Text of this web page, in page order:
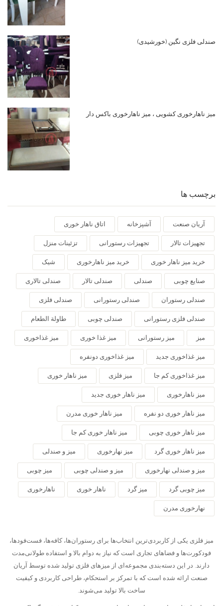
صندلی فلزی نگین (خورشیدی)
میز ناهارخوری کشویی ، میز ناهارخوری باکس دار
برچسب ها
آریان صنعت آشپزخانه اتاق ناهار خوری
تجهیزات تالار تجهیزات رستورانی تزئینات منزل
خرید میز ناهار خوری خرید میز ناهارخوری شیک
صنایع چوبی صندلی صندلی تالار صندلی تالاری
صندلی رستوران صندلی رستورانی صندلی فلزی
صندلی فلزی رستورانی صندلی چوبی طاولة الطعام
میز میز رستورانی میز غذا خوری میز غذاخوری
میز غذاخوری جدید میز غذاخوری دونفره
میز غذاخوری کم جا میز فلزی میز ناهار خوری
میز ناهارخوری میز ناهار خوری جدید
میز ناهار خوری دو نفره میز ناهار خوری مدرن
میز ناهار خوری چوبی میز ناهار خوری کم جا
میز ناهار خوری گرد میز نهارخوری میز و صندلی
میز و صندلی نهارخوری میز و صندلی چوبی میز چوبی
میز چوبی گرد میز گرد ناهار خوری ناهارخوری
نهارخوری مدرن
میز فلزی یکی از کاربردی‌ترین انتخاب‌ها برای رستوران‌ها، کافه‌ها، فست‌فودها،
فودکورت‌ها و فضاهای تجاری است که نیاز به دوام بالا و استفاده طولانی‌مدت
دارند. در این دسته‌بندی مجموعه‌ای از میزهای فلزی تولید شده توسط آریان
صنعت ارائه شده است که با تمرکز بر استحکام، طراحی کاربردی و کیفیت
ساخت بالا تولید می‌شوند.